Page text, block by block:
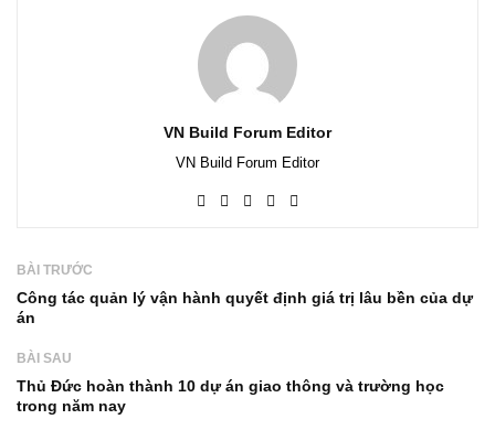
VN Build Forum Editor
VN Build Forum Editor
BÀI TRƯỚC
Công tác quản lý vận hành quyết định giá trị lâu bền của dự
án
BÀI SAU
Thủ Đức hoàn thành 10 dự án giao thông và trường học
trong năm nay